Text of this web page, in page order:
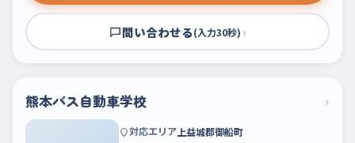
問い合わせる(入力30秒) ›
熊本バス自動車学校 ›
対応エリア 上益城郡御船町